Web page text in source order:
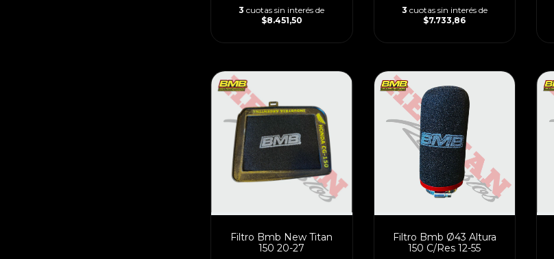
3 cuotas sin interés de
$8.451,50
3 cuotas sin interés de
$7.733,86
Filtro Bmb New Titan
150 20-27
Filtro Bmb Ø43 Altura
150 C/Res 12-55